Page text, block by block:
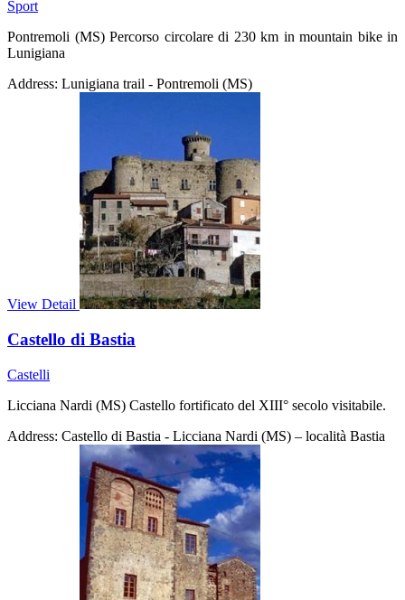
Sport
Pontremoli (MS) Percorso circolare di 230 km in mountain bike in
Lunigiana
Address: Lunigiana trail - Pontremoli (MS)
View Detail
Castello di Bastia
Castelli
Licciana Nardi (MS) Castello fortificato del XIII° secolo visitabile.
Address: Castello di Bastia - Licciana Nardi (MS) – località Bastia